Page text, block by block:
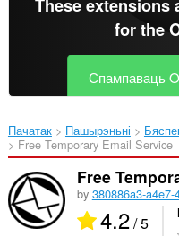
These extensions
for the
Спампаваць
Пачатак Пашырэньні
Free Temporary Email Service‎
Free
by 380886a3-
4.2/ 5